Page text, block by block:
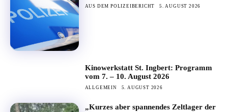
AUS DEM POLIZEIBERICHT 5. AUGUST 2026
Kinowerkstatt St. Ingbert: Programm
vom 7. – 10. August 2026
ALLGEMEIN 5. AUGUST 2026
„Kurzes aber spannendes Zeltlager der